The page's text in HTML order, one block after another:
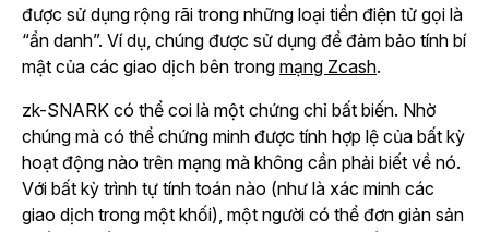
được sử dụng rộng rãi trong những loại tiền điện tử gọi là
“ẩn danh”. Ví dụ, chúng được sử dụng để đảm bảo tính bí
mật của các giao dịch bên trong mạng Zcash.
zk-SNARK có thể coi là một chứng chỉ bất biến. Nhờ
chúng mà có thể chứng minh được tính hợp lệ của bất kỳ
hoạt động nào trên mạng mà không cần phải biết về nó.
Với bất kỳ trình tự tính toán nào (như là xác minh các
giao dịch trong một khối), một người có thể đơn giản sản